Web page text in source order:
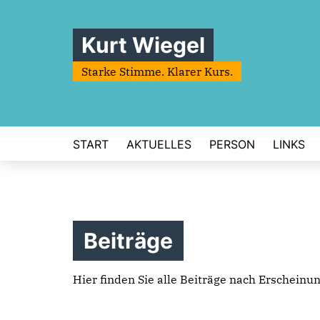
Kurt Wiegel
Starke Stimme. Klarer Kurs.
START AKTUELLES PERSON LINKS
Beiträge
Hier finden Sie alle Beiträge nach